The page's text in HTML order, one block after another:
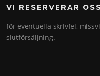
VI RESERVERAR OSS
för eventuella skrivfel,
slutförsäljning.